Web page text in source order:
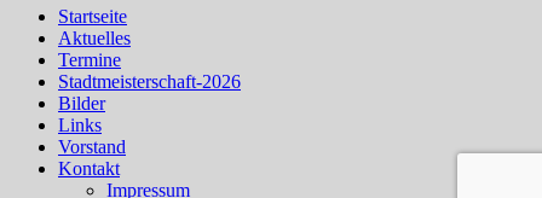
oben
scrollen
Startseite
Aktuelles
Termine
Stadtmeisterschaft-2026
Bilder
Links
Vorstand
Kontakt
Impressum